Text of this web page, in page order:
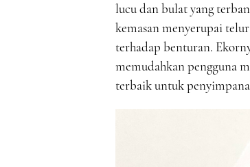
lucu dan bulat yang
kemasan menyerupai
terhadap benturan.
memudahkan pengguna
terbaik untuk